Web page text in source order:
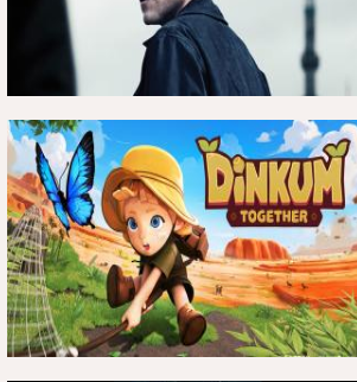
15 Kasım 2024, Cuma - 07:19